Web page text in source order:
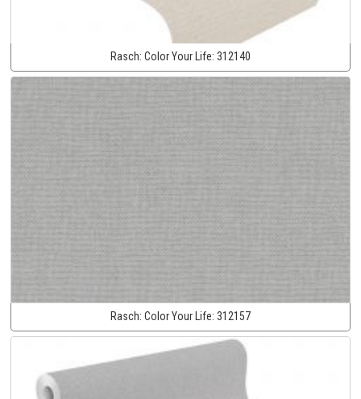
Rasch: Color Your Life: 312140
Rasch: Color Your Life: 312157